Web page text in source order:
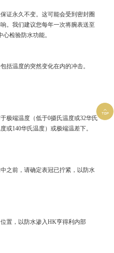
证永久不变。这可能会受到密封圈
。我们建议您每年一次将腕表送至
检验防水功能。
括温度的突然变化在内的冲击。
极端温度（低于0摄氏温度或32华氏
或140华氏温度）或极端温差下。
之前，请确定表冠已拧紧，以防水
置，以防水渗入HK亨得利内部
